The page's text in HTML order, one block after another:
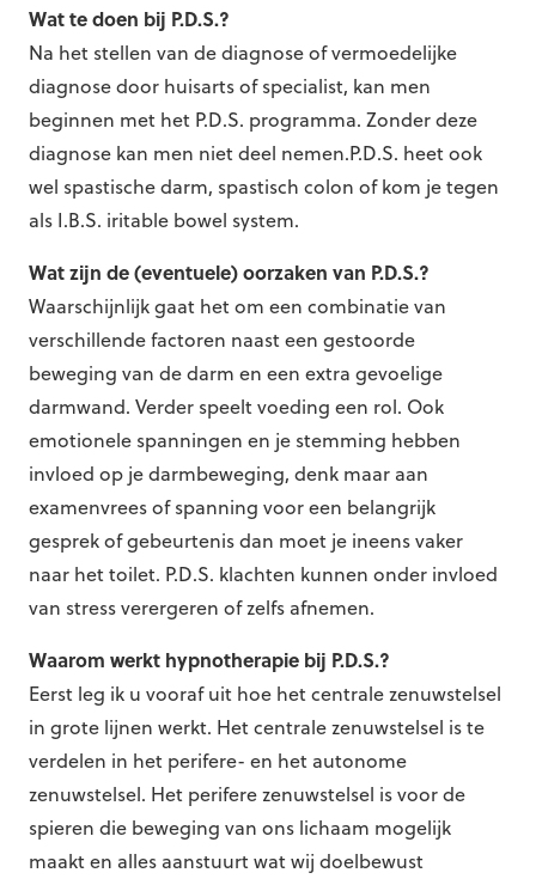
Wat te doen bij P.D.S.?
Na het stellen van de diagnose of vermoedelijke
diagnose door huisarts of specialist, kan men
beginnen met het P.D.S. programma. Zonder deze
diagnose kan men niet deel nemen.P.D.S. heet ook
wel spastische darm, spastisch colon of kom je tegen
als I.B.S. iritable bowel system.
Wat zijn de (eventuele) oorzaken van P.D.S.?
Waarschijnlijk gaat het om een combinatie van
verschillende factoren naast een gestoorde
beweging van de darm en een extra gevoelige
darmwand. Verder speelt voeding een rol. Ook
emotionele spanningen en je stemming hebben
invloed op je darmbeweging, denk maar aan
examenvrees of spanning voor een belangrijk
gesprek of gebeurtenis dan moet je ineens vaker
naar het toilet. P.D.S. klachten kunnen onder invloed
van stress verergeren of zelfs afnemen.
Waarom werkt hypnotherapie bij P.D.S.?
Eerst leg ik u vooraf uit hoe het centrale zenuwstelsel
in grote lijnen werkt. Het centrale zenuwstelsel is te
verdelen in het perifere- en het autonome
zenuwstelsel. Het perifere zenuwstelsel is voor de
spieren die beweging van ons lichaam mogelijk
maakt en alles aanstuurt wat wij doelbewust